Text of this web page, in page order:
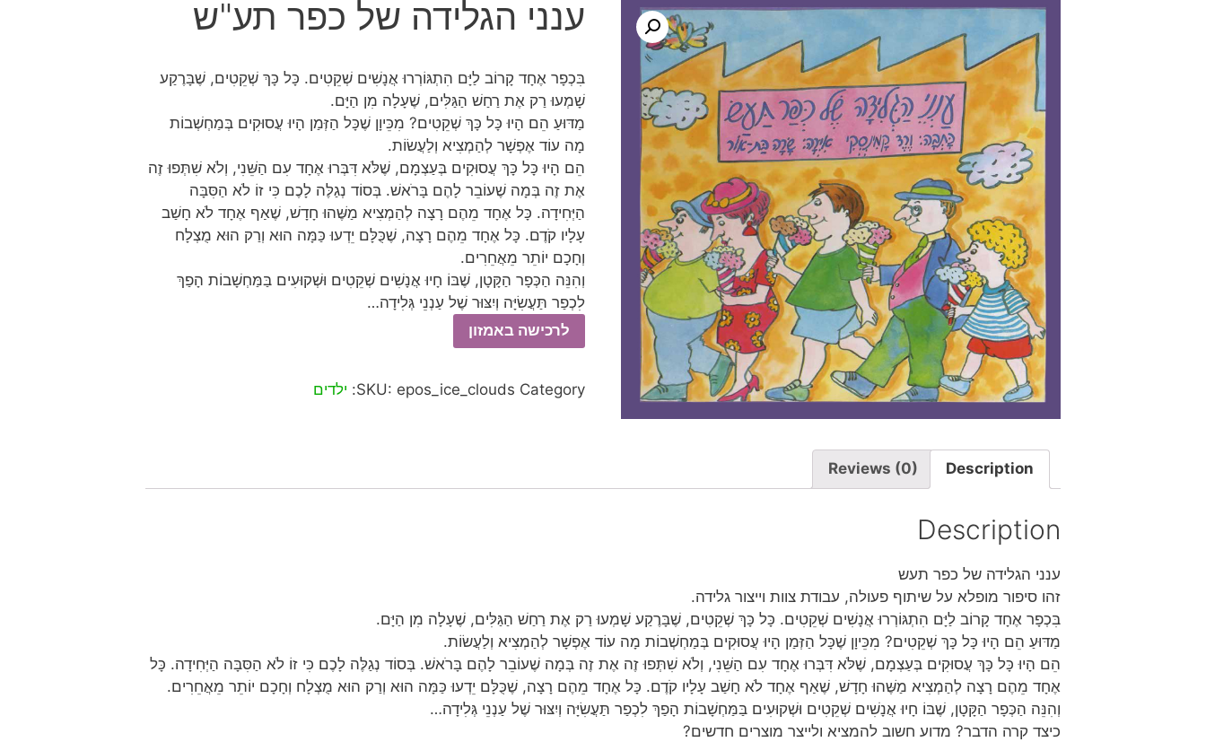
ענני הגלידה של כפר תע"ש
בִּכְפָר אֶחָד קָרוֹב לַיָּם הִתְגּוֹרְרוּ אֲנָשִׁים שְׁקֵטִים. כָּל כָּךְ שְׁקֵטִים, שֶׁבָּרֶקַע
שָׁמְעוּ רַק אֶת רַחַשׁ הַגַּלִּים, שֶׁעָלָה מִן הַיָּם.
מַדּוּעַ הֵם הָיוּ כָּל כָּךְ שְׁקֵטִים? מִכֵּיוָן שֶׁכָּל הַזְּמַן הָיוּ עֲסוּקִים בְּמַחְשְׁבוֹת
מָה עוֹד אֶפְשָׁר לְהַמְצִיא וְלַעֲשׂוֹת.
הֵם הָיוּ כָּל כָּךְ עֲסוּקִים בְּעַצְמָם, שֶׁלֹּא דִּבְּרוּ אֶחָד עִם הַשֵּׁנִי, וְלֹא שִׁתְּפוּ זֶה
אֶת זֶה בְּמָה שֶׁעוֹבֵר לָהֶם בָּרֹאשׁ. בְּסוֹד נְגַלֶּה לָכֶם כִּי זוֹ לֹא הַסִּבָּה
הַיְּחִידָה. כָּל אֶחָד מֵהֶם רָצָה לְהַמְצִיא מַשֶּׁהוּ חָדָשׁ, שֶׁאַף אֶחָד לֹא חָשַׁב
עָלָיו קֹדֶם. כָּל אֶחָד מֵהֶם רָצָה, שֶׁכֻּלָּם יֵדְעוּ כַּמָּה הוּא וְרַק הוּא מֻצְלָח
וְחָכָם יוֹתֵר מֵאֲחֵרִים.
וְהִנֵּה הַכְּפָר הַקָּטָן, שֶׁבּוֹ חָיוּ אֲנָשִׁים שְׁקֵטִים וּשְׁקוּעִים בַּמַּחְשָׁבוֹת הָפַךְ
לִכְפַר תַּעֲשִׂיָּה וְיִצּוּר שֶׁל עַנְנֵי גְּלִידָה…
לרכישה באמזון
SKU: epos_ice_clouds Category: ילדים
Description
Reviews (0)
Description
ענני הגלידה של כפר תעש
זהו סיפור מופלא על שיתוף פעולה, עבודת צוות וייצור גלידה.
בִּכְפָר אֶחָד קָרוֹב לַיָּם הִתְגּוֹרְרוּ אֲנָשִׁים שְׁקֵטִים. כָּל כָּךְ שְׁקֵטִים, שֶׁבָּרֶקַע שָׁמְעוּ רַק אֶת רַחַשׁ הַגַּלִּים, שֶׁעָלָה מִן הַיָּם.
מַדּוּעַ הֵם הָיוּ כָּל כָּךְ שְׁקֵטִים? מִכֵּיוָן שֶׁכָּל הַזְּמַן הָיוּ עֲסוּקִים בְּמַחְשְׁבוֹת מָה עוֹד אֶפְשָׁר לְהַמְצִיא וְלַעֲשׂוֹת.
הֵם הָיוּ כָּל כָּךְ עֲסוּקִים בְּעַצְמָם, שֶׁלֹּא דִּבְּרוּ אֶחָד עִם הַשֵּׁנִי, וְלֹא שִׁתְּפוּ זֶה אֶת זֶה בְּמָה שֶׁעוֹבֵר לָהֶם בָּרֹאשׁ. בְּסוֹד נְגַלֶּה לָכֶם כִּי זוֹ לֹא הַסִּבָּה הַיְּחִידָה. כָּל
אֶחָד מֵהֶם רָצָה לְהַמְצִיא מַשֶּׁהוּ חָדָשׁ, שֶׁאַף אֶחָד לֹא חָשַׁב עָלָיו קֹדֶם. כָּל אֶחָד מֵהֶם רָצָה, שֶׁכֻּלָּם יֵדְעוּ כַּמָּה הוּא וְרַק הוּא מֻצְלָח וְחָכָם יוֹתֵר מֵאֲחֵרִים.
וְהִנֵּה הַכְּפָר הַקָּטָן, שֶׁבּוֹ חָיוּ אֲנָשִׁים שְׁקֵטִים וּשְׁקוּעִים בַּמַּחְשָׁבוֹת הָפַךְ לִכְפַר תַּעֲשִׂיָּה וְיִצּוּר שֶׁל עַנְנֵי גְּלִידָה…
כיצד קרה הדבר? מדוע חשוב להמציא ולייצר מוצרים חדשים?